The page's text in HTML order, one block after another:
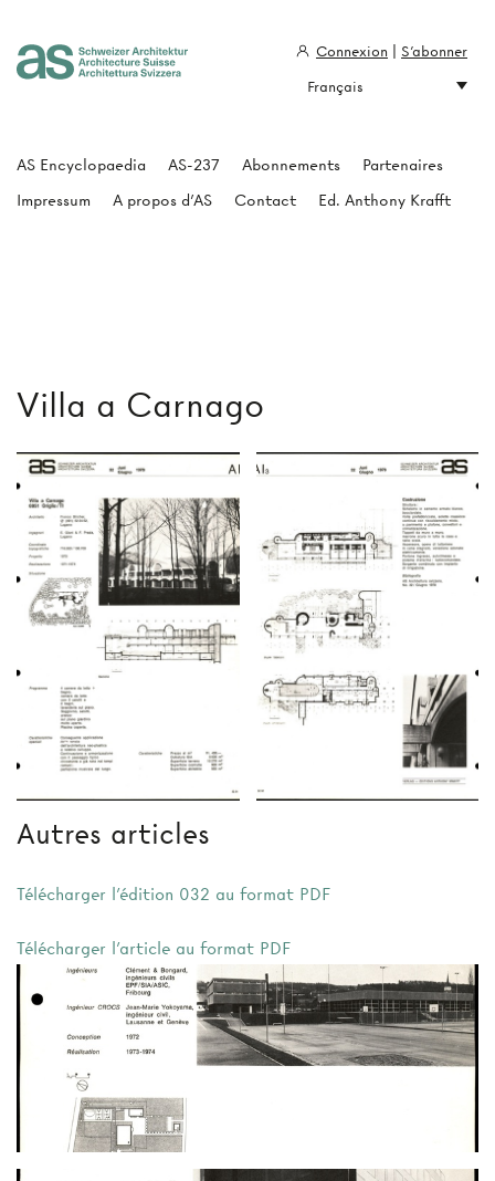
Villa a Carnago
Autres articles
Télécharger l'édition 032 au format PDF
Télécharger l'article au format PDF
AS Encyclopaedia AS-237 Abonnements
Partenaires
Impressum
A propos d'AS Contact Ed. Anthony Krafft
Connexion
S'abonner
Français